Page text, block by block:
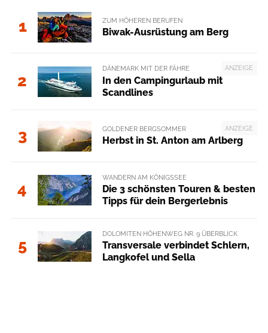
1 ZUM HÖHEREN BERUFEN
Biwak-Ausrüstung am Berg
2
ANZEIGE
DÄNEMARK MIT DER FÄHRE
In den Campingurlaub mit
Scandlines
3 ANZEIGE
GOLDENER BERGSOMMER
Herbst in St. Anton am Arlberg
4
WANDERN AM KÖNIGSSEE
Die 3 schönsten Touren & besten
Tipps für dein Bergerlebnis
5
DOLOMITEN HÖHENWEG NR. 9 ÜBERBLICK
Transversale verbindet Schlern,
Langkofel und Sella